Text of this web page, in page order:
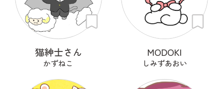
猫紳士さん
かずねこ
MODOKI
しみずあおい